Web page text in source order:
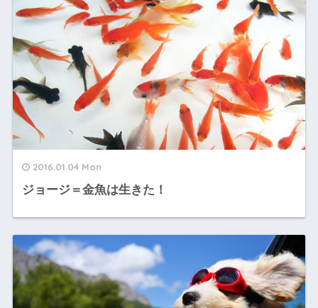
2016.01.04 Mon
ジョージ＝金魚は生きた！